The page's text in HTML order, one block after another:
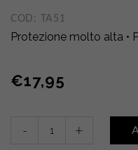
COD: TA51
Protezione molto alta •
€17,95
- +